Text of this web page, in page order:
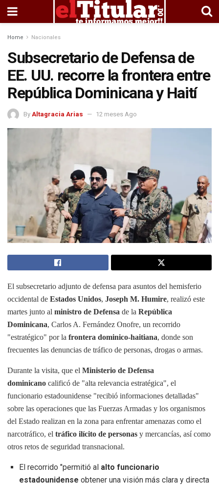
Home Nacionales
Subsecretario de Defensa de
EE. UU. recorre la frontera entre
República Dominicana y Haití
By Altagracia Arias 12 meses Ago
El subsecretario adjunto de defensa para asuntos del hemisferio
occidental de Estados Unidos, Joseph M. Humire, realizó este
martes junto al ministro de Defensa de la República
Dominicana, Carlos A. Fernández Onofre, un recorrido
"estratégico" por la frontera dominico-haitiana, donde son
frecuentes las denuncias de tráfico de personas, drogas o armas.
Durante la visita, que el Ministerio de Defensa
dominicano calificó de "alta relevancia estratégica", el
funcionario estadounidense "recibió informaciones detalladas"
sobre las operaciones que las Fuerzas Armadas y los organismos
del Estado realizan en la zona para enfrentar amenazas como el
narcotráfico, el tráfico ilícito de personas y mercancías, así como
otros retos de seguridad transnacional.
El recorrido "permitió al alto funcionario
estadounidense obtener una visión más clara y directa